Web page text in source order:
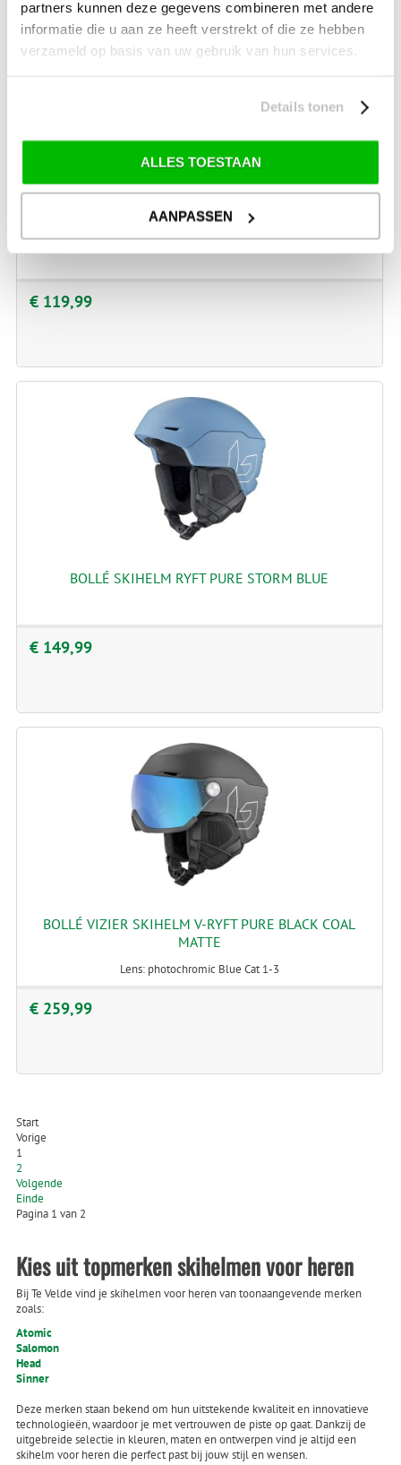
partners kunnen deze gegevens combineren met andere
informatie die u aan ze heeft verstrekt of die ze hebben
verzameld op basis van uw gebruik van hun services.
Details tonen
ALLES TOESTAAN
AANPASSEN
€ 119,99
BOLLÉ SKIHELM RYFT PURE STORM BLUE
€ 149,99
BOLLÉ VIZIER SKIHELM V-RYFT PURE BLACK COAL
MATTE
Lens: photochromic Blue Cat 1-3
€ 259,99
Start
Vorige
1
2
Volgende
Einde
Pagina 1 van 2
Kies uit topmerken skihelmen voor heren
Bij Te Velde vind je skihelmen voor heren van toonaangevende merken
zoals:
Atomic
Salomon
Head
Sinner
Deze merken staan bekend om hun uitstekende kwaliteit en innovatieve
technologieën, waardoor je met vertrouwen de piste op gaat. Dankzij de
uitgebreide selectie in kleuren, maten en ontwerpen vind je altijd een
skihelm voor heren die perfect past bij jouw stijl en wensen.